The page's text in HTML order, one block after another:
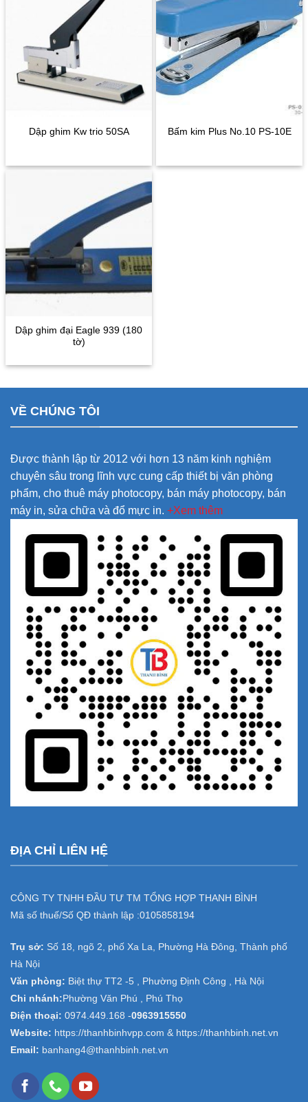
Dập ghim Kw trio 50SA Bấm kim Plus No.10 PS-10E
Dập ghim đại Eagle 939 (180
tờ)
VỀ CHÚNG TÔI
Được thành lập từ 2012 với hơn 13 năm kinh nghiệm
chuyên sâu trong lĩnh vực cung cấp thiết bị văn phòng
phẩm, cho thuê máy photocopy, bán máy photocopy, bán
máy in, sửa chữa và đổ mực in. +Xem thêm
ĐỊA CHỈ LIÊN HỆ
CÔNG TY TNHH ĐẦU TƯ TM TỔNG HỢP THANH BÌNH
Mã số thuế/Số QĐ thành lập :0105858194
Trụ sở: Số 18, ngõ 2, phố Xa La, Phường Hà Đông, Thành phố
Hà Nội
Văn phòng: Biệt thự TT2 -5 , Phường Định Công , Hà Nội
Chi nhánh: Phường Văn Phú , Phú Thọ
Điện thoại: 0974.449.168 -0963915550
Website: https://thanhbinhvpp.com & https://thanhbinh.net.vn
Email: banhang4@thanhbinh.net.vn